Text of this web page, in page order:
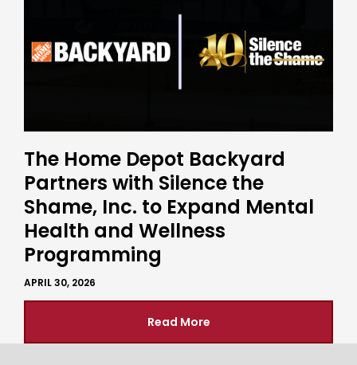
The Home Depot Backyard
Partners with Silence the
Shame, Inc. to Expand Mental
Health and Wellness
Programming
APRIL 30, 2026
Read More